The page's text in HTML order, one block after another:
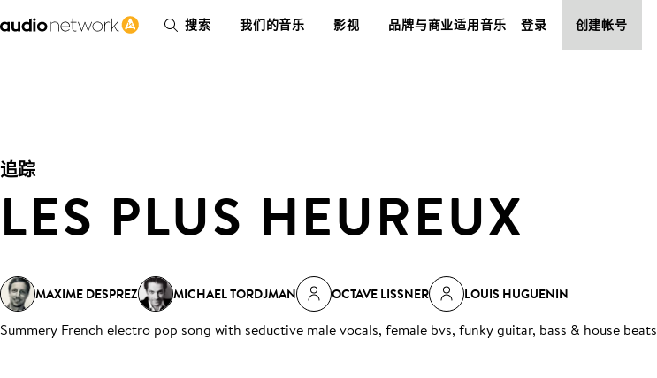
搜索 我们的音乐 影视 品牌与商业适用音乐 登录 创建帐号
追踪
LES PLUS HEUREUX
MAXIME DESPREZ MICHAEL TORDJMAN OCTAVE LISSNER LOUIS HUGUENIN
Summery French electro pop song with seductive male vocals, female bvs, funky guitar, bass & house beats